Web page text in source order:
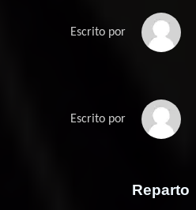
Escrito por
Escrito por
Reparto